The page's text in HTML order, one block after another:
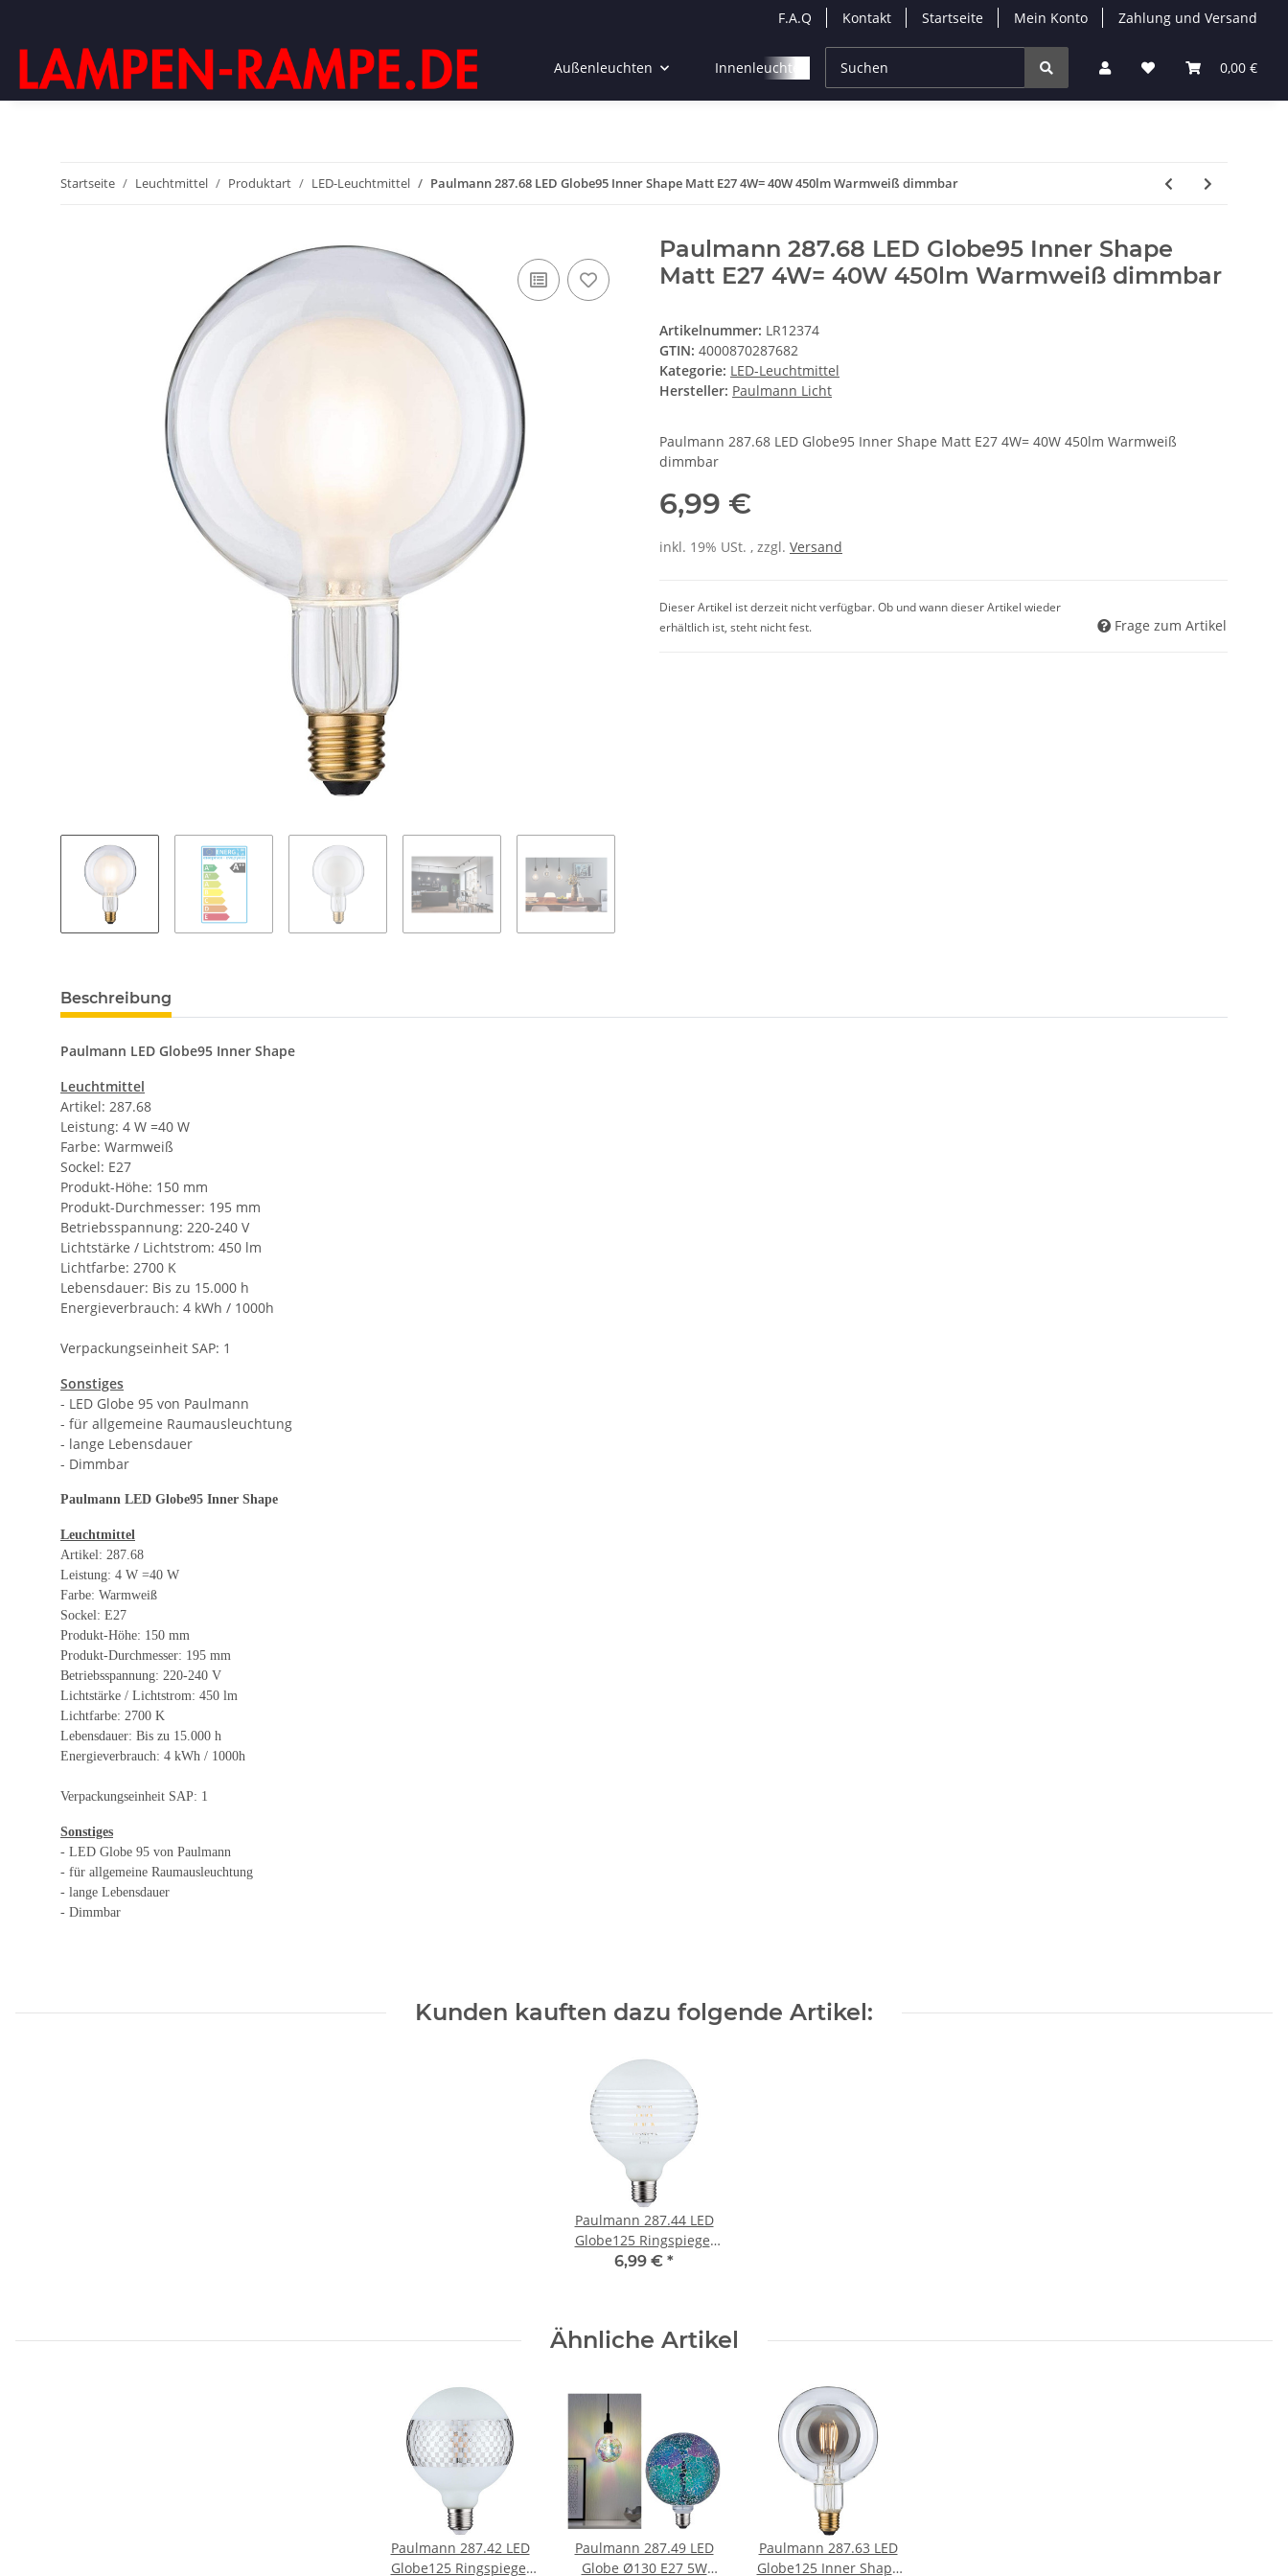
F.A.Q Kontakt Startseite Mein Konto Zahlung und Versand
0,00 €
Außenleuchten Innenleuchten Leuchtmittel Solarleuchten Zubehör
Startseite Leuchtmittel Produktart LED-Leuchtmittel Paulmann 287.68 LED Globe95 Inner Shape Matt E27 4W= 40W 450lm Warmweiß dimmbar
Paulmann 287.68 LED Globe95 Inner Shape
Matt E27 4W= 40W 450lm Warmweiß dimmbar
Artikelnummer: LR12374
GTIN: 4000870287682
Kategorie: LED-Leuchtmittel
Hersteller: Paulmann Licht
Paulmann 287.68 LED Globe95 Inner Shape Matt E27 4W= 40W 450lm Warmweiß
dimmbar
6,99 €
inkl. 19% USt. , zzgl. Versand
Dieser Artikel ist derzeit nicht verfügbar. Ob und wann dieser Artikel wieder
erhältlich ist, steht nicht fest.
Frage zum Artikel
Beschreibung
Paulmann LED Globe95 Inner Shape
Leuchtmittel
Artikel: 287.68
Leistung: 4 W =40 W
Farbe: Warmweiß
Sockel: E27
Produkt-Höhe: 150 mm
Produkt-Durchmesser: 195 mm
Betriebsspannung: 220-240 V
Lichtstärke / Lichtstrom: 450 lm
Lichtfarbe: 2700 K
Lebensdauer: Bis zu 15.000 h
Energieverbrauch: 4 kWh / 1000h
Verpackungseinheit SAP: 1
Sonstiges
- LED Globe 95 von Paulmann
- für allgemeine Raumausleuchtung
- lange Lebensdauer
- Dimmbar
Paulmann LED Globe95 Inner Shape
Leuchtmittel
Artikel: 287.68
Leistung: 4 W =40 W
Farbe: Warmweiß
Sockel: E27
Produkt-Höhe: 150 mm
Produkt-Durchmesser: 195 mm
Betriebsspannung: 220-240 V
Lichtstärke / Lichtstrom: 450 lm
Lichtfarbe: 2700 K
Lebensdauer: Bis zu 15.000 h
Energieverbrauch: 4 kWh / 1000h
Verpackungseinheit SAP: 1
Sonstiges
- LED Globe 95 von Paulmann
- für allgemeine Raumausleuchtung
- lange Lebensdauer
- Dimmbar
Kunden kauften dazu folgende Artikel:
Paulmann 287.44 LED
Globe125 Ringspiegel
E27 4,5W=40W 470lm
6,99 € *
Ähnliche Artikel
Paulmann 287.42 LED
Globe125 Ringspiegel
Paulmann 287.49 LED
Globe Ø130 E27 5W
Paulmann 287.63 LED
Globe125 Inner Shape